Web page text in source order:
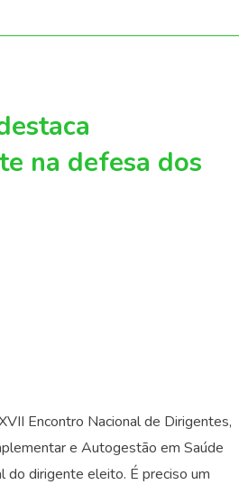
na defesa dos
Encontro Nacional de Dirigentes,
e Autogestão em Saúde
do dirigente eleito. É preciso um